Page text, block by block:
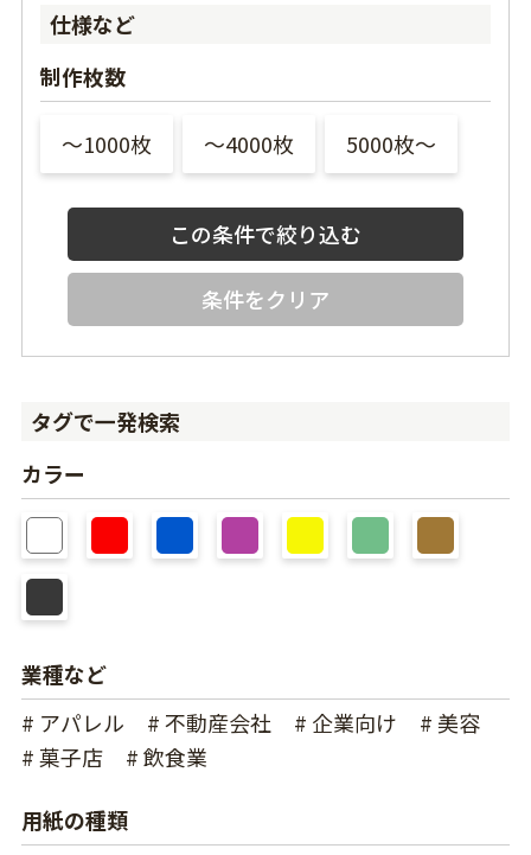
仕様など
制作枚数
〜1000枚 〜4000枚 5000枚〜
条件をクリア
タグで一発検索
カラー
業種など
# アパレル
# 不動産会社 # 企業向け
# 美容
# 菓子店
# 飲食業
用紙の種類